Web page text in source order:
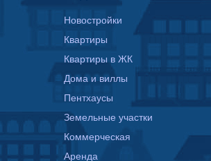
Новостройки
Квартиры
Квартиры в ЖК
Дома и виллы
Пентхаусы
Земельные участки
Коммерческая
Аренда